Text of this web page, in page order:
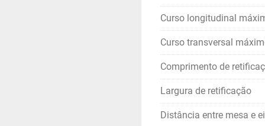
Curso longitudinal
Curso transversal
Comprimento de
Largura de retificação
Distância entre mesa e